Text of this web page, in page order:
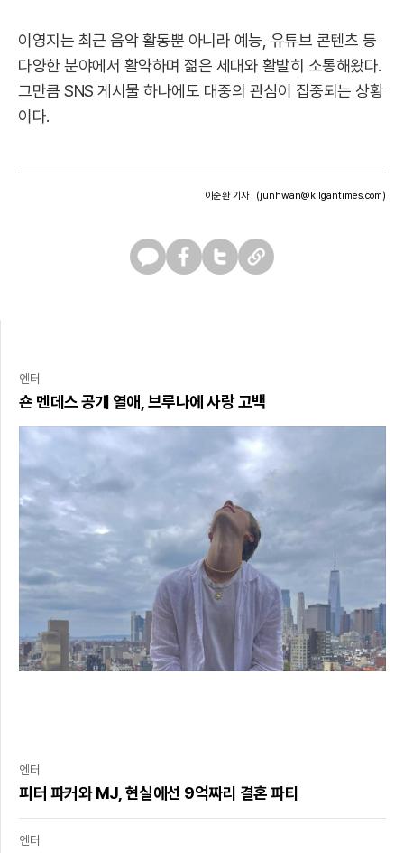
이영지는 최근 음악 활동뿐 아니라 예능, 유튜브 콘텐츠 등
다양한 분야에서 활약하며 젊은 세대와 활발히 소통해왔다.
그만큼 SNS 게시물 하나에도 대중의 관심이 집중되는 상황
이다.
이준환 기자 (junhwan@kilgantimes.com)
엔터
숀 멘데스 공개 열애, 브루나에 사랑 고백
엔터
피터 파커와 MJ, 현실에선 9억짜리 결혼 파티
엔터